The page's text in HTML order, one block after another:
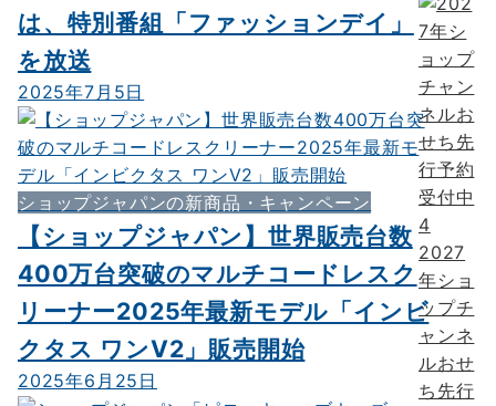
は、特別番組「ファッションデイ」
を放送
2025年7月5日
ショップジャパンの新商品・キャンペーン
【ショップジャパン】世界販売台数
400万台突破のマルチコードレスク
リーナー2025年最新モデル「インビ
クタス ワンV2」販売開始
2025年6月25日
4
2027
年ショ
ップチ
ャンネ
ルおせ
ち先行